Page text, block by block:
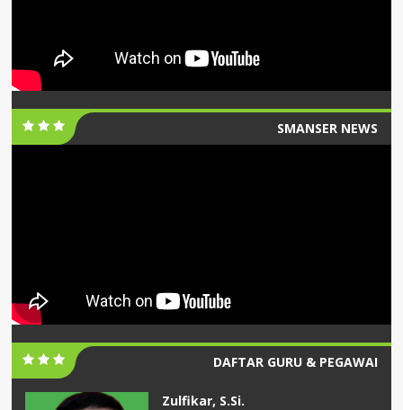
SMANSER NEWS
DAFTAR GURU & PEGAWAI
Zulfikar, S.Si.